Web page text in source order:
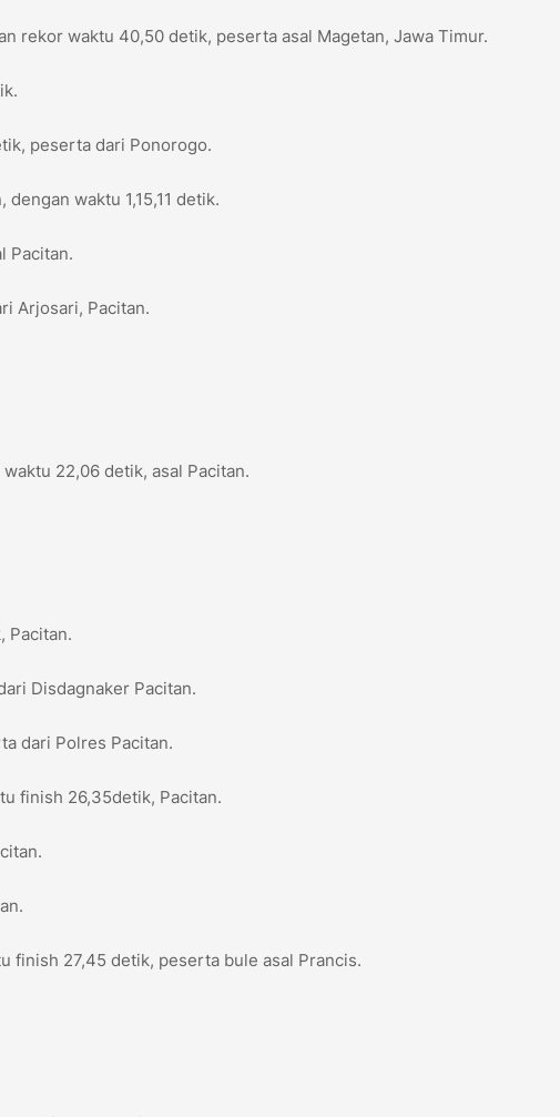
rekor waktu 40,50 detik, peserta asal Magetan, Jawa Timur.
peserta dari Ponorogo.
waktu 1,15,11 detik.
Pacitan.
Arjosari, Pacitan.
22,06 detik, asal Pacitan.
Pacitan.
Disdagnaker Pacitan.
dari Polres Pacitan.
finish 26,35detik, Pacitan.
finish 27,45 detik, peserta bule asal Prancis.